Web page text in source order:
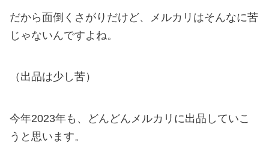
だから面倒くさがりだけど、メルカリはそんなに苦
じゃないんですよね。
（出品は少し苦）
今年2023年も、どんどんメルカリに出品していこ
うと思います。